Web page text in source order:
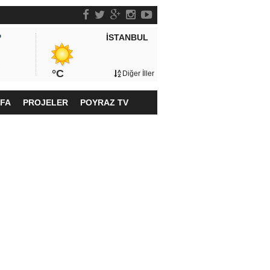
İSTANBUL
°C Diğer İller
PROJELER POYRAZ TV